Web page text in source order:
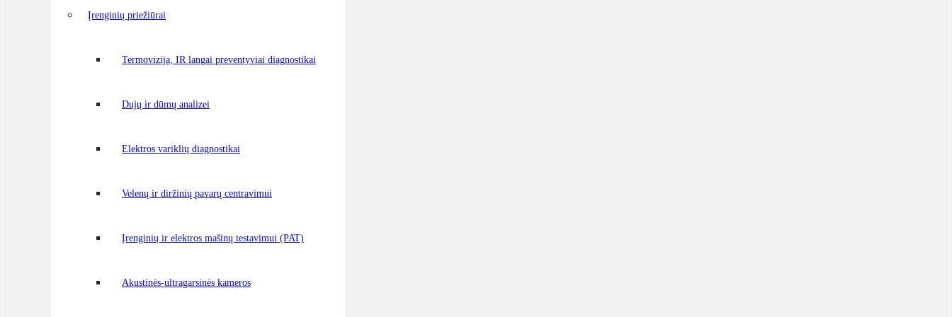
Įrenginių priežiūrai
Termovizija, IR langai preventyviai diagnostikai
Dujų ir dūmų analizei
Elektros variklių diagnostikai
Velenų ir diržinių pavarų centravimui
Įrenginių ir elektros mašinų testavimui (PAT)
Akustinės-ultragarsinės kameros